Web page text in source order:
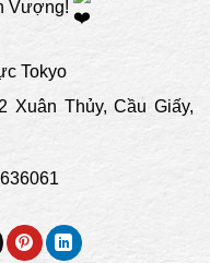
Vượng!
Tokyo
Xuân Thủy, Cầu Giấy,